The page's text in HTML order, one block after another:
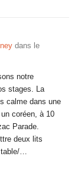
dans le
notre
stages. La
calme dans une
coréen, à 10
Parade.
deux lits
table/…